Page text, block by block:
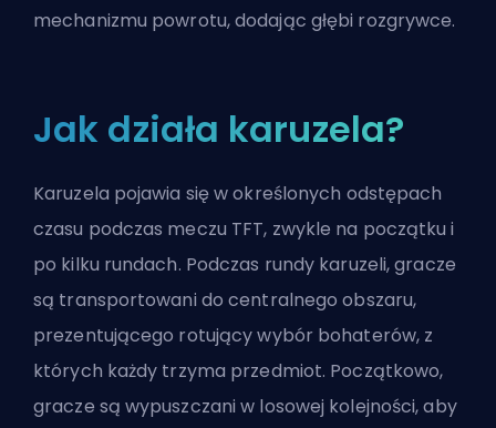
mechanizmu powrotu, dodając głębi rozgrywce.
Jak działa karuzela?
Karuzela pojawia się w określonych odstępach
czasu podczas meczu TFT, zwykle na początku i
po kilku rundach. Podczas rundy karuzeli, gracze
są transportowani do centralnego obszaru,
prezentującego rotujący wybór bohaterów, z
których każdy trzyma przedmiot. Początkowo,
gracze są wypuszczani w losowej kolejności, aby